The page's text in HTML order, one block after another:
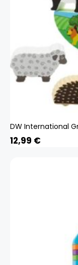
12,99 €